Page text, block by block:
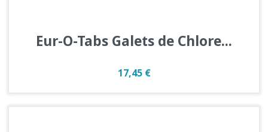
Eur-O-Tabs Galets de Chlore...
Prix
17,45 €